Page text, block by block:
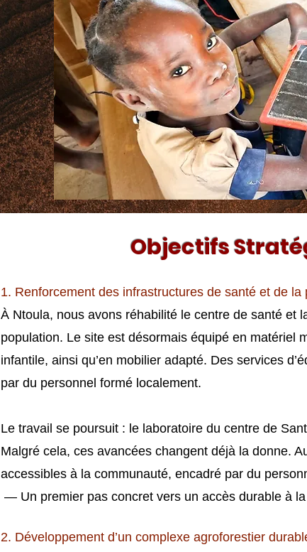
Objectifs
1. Renforcement des infrastructures de santé et de
À Ntoula, nous avons réhabilité le centre de santé et
population. Le site est désormais équipé en matériel
infantile, ainsi qu’en mobilier adapté. Des services
par du personnel formé localement.
Le travail se poursuit : le laboratoire du centre de
Malgré cela, ces avancées changent déjà la donne.
accessibles à la communauté, encadré par du
— Un premier pas concret vers un accès durable à
2. Développement d’un complexe agroforestier